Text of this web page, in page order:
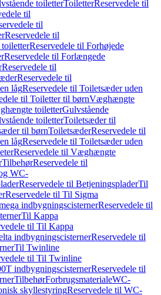
toiletterToiletterReservedele til
til
til
Reservedele til
Reservedele til Forhøjede
Reservedele til Forlængede
Reservedele til
Reservedele til
lågReservedele til Toiletsæder uden
til Toiletter til børnVæghængte
toiletterGulvstående
toiletterToiletsæder til
til børnToiletsæderReservedele til
lågReservedele til Toiletsæder uden
Reservedele til Væghængte
TilbehørReservedele til
WC-
Reservedele til BetjeningspladerTil
Reservedele til Til Sigma
indbygningscisternerReservedele til
Til Kappa
til Til Kappa
indbygningscisternerReservedele til
Til Twinline
til Til Twinline
indbygningscisternerReservedele til
TilbehørForbrugsmaterialeWC-
skyllestyringReservedele til WC-